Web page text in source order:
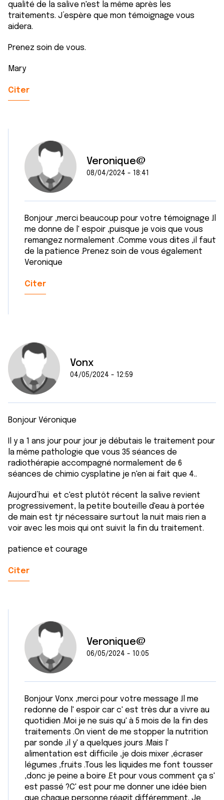
qualité de la salive n'est la même après les
traitements. J’espère que mon témoignage vous
aidera.
Prenez soin de vous.
Mary
Citer
Veronique@
08/04/2024 - 18:41
Bonjour ,merci beaucoup pour votre témoignage .Il
me donne de l' espoir ,puisque je vois que vous
remangez normalement .Comme vous dites ,il faut
de la patience .Prenez soin de vous également
Veronique
Citer
Vonx
04/05/2024 - 12:59
Bonjour Véronique
Il y a 1 ans jour pour jour je débutais le traitement pour
la même pathologie que vous 35 séances de
radiothérapie accompagné normalement de 6
séances de chimio cysplatine je n'en ai fait que 4..
Aujourd’hui et c'est plutôt récent la salive revient
progressivement, la petite bouteille d'eau à portée
de main est tjr nécessaire surtout la nuit mais rien a
voir avec les mois qui ont suivit la fin du traitement.
patience et courage
Citer
Veronique@
06/05/2024 - 10:05
Bonjour Vonx ,merci pour votre message .Il me
redonne de l' espoir car c' est très dur a vivre au
quotidien .Moi je ne suis qu' à 5 mois de la fin des
traitements .On vient de me stopper la nutrition
par sonde ,il y' a quelques jours .Mais l'
alimentation est difficile ,je dois mixer ,écraser
légumes ,fruits .Tous les liquides me font tousser
,donc je peine a boire .Et pour vous comment ça s'
est passé ?C' est pour me donner une idée bien
que chaque personne réagit différemment. Je